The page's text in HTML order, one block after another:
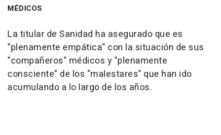
MÉDICOS
La titular de Sanidad ha asegurado que es
"plenamente empática" con la situación de sus
"compañeros" médicos y "plenamente
consciente" de los "malestares" que han ido
acumulando a lo largo de los años.